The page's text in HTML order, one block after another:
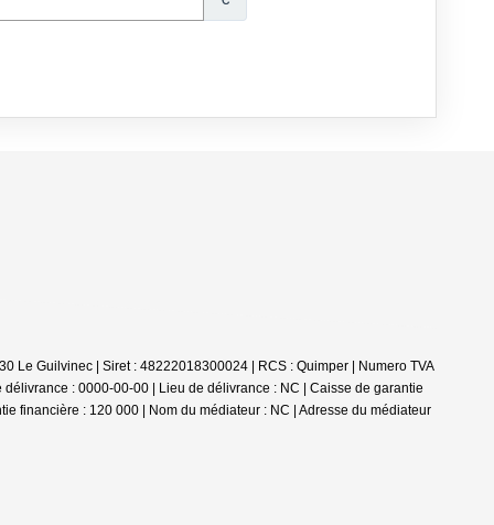
Le Guilvinec | Siret : 48222018300024 | RCS : Quimper | Numero TVA
délivrance : 0000-00-00 | Lieu de délivrance : NC | Caisse de garantie
financière : 120 000 | Nom du médiateur : NC | Adresse du médiateur